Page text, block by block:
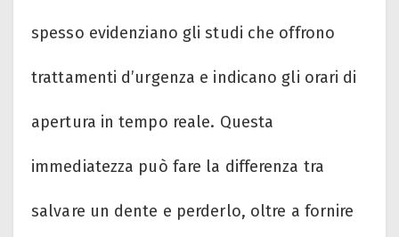
spesso evidenziano gli studi che offrono
trattamenti d’urgenza e indicano gli orari di
apertura in tempo reale. Questa
immediatezza può fare la differenza tra
salvare un dente e perderlo, oltre a fornire